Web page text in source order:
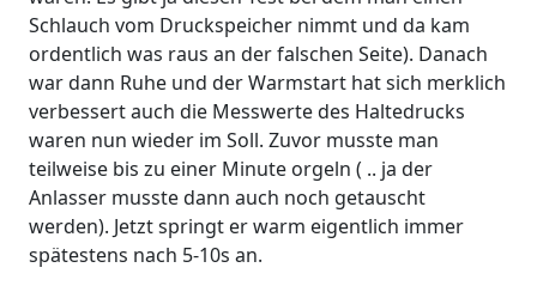
Schlauch vom Druckspeicher nimmt und da kam
ordentlich was raus an der falschen Seite). Danach
war dann Ruhe und der Warmstart hat sich merklich
verbessert auch die Messwerte des Haltedrucks
waren nun wieder im Soll. Zuvor musste man
teilweise bis zu einer Minute orgeln ( .. ja der
Anlasser musste dann auch noch getauscht
werden). Jetzt springt er warm eigentlich immer
spätestens nach 5-10s an.